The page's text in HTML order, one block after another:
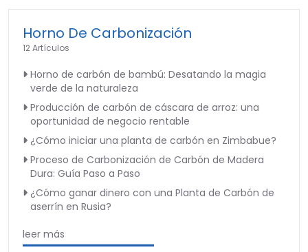
Horno De Carbonización
12 Artículos
Horno de carbón de bambú: Desatando la magia
verde de la naturaleza
Producción de carbón de cáscara de arroz: una
oportunidad de negocio rentable
¿Cómo iniciar una planta de carbón en Zimbabue?
Proceso de Carbonización de Carbón de Madera
Dura: Guía Paso a Paso
¿Cómo ganar dinero con una Planta de Carbón de
aserrín en Rusia?
leer más